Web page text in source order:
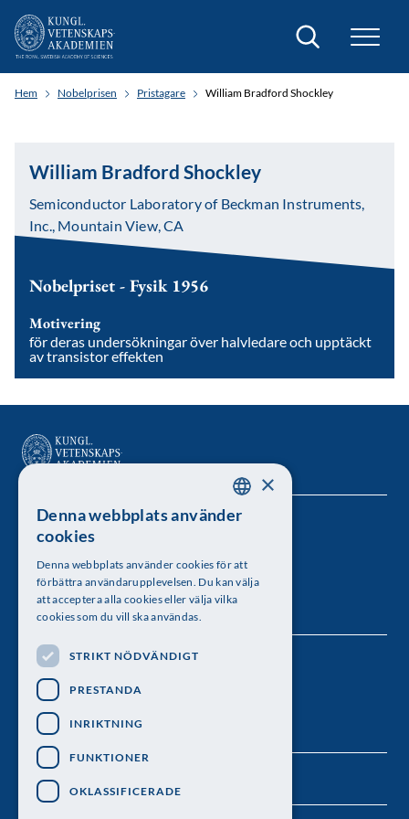
Sök
Hem Nobelprisen Pristagare William Bradford Shockley
William Bradford Shockley
Semiconductor Laboratory of Beckman Instruments,
Inc., Mountain View, CA
Nobelpriset - Fysik 1956
Motivering
för deras undersökningar över halvledare och upptäckt
av transistor effekten
Kungl. Vetenskapsakademien
Besöksadress: Lilla Frescativägen 4A
Telefon: 08-673 95 00
Följ oss
SWEDISH
×
Denna webbplats använder
cookies
Denna webbplats använder cookies för att
förbättra användarupplevelsen. Du kan välja
att acceptera alla cookies eller välja vilka
cookies som du vill ska användas.
STRIKT NÖDVÄNDIGT
PRESTANDA
INRIKTNING
FUNKTIONER
OKLASSIFICERADE